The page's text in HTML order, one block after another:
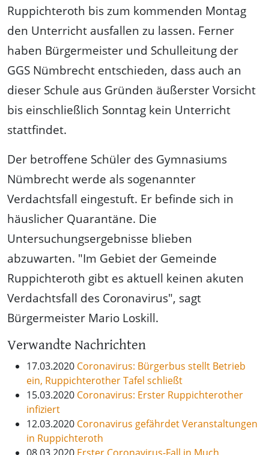
Ruppichteroth bis zum kommenden Montag
den Unterricht ausfallen zu lassen. Ferner
haben Bürgermeister und Schulleitung der
GGS Nümbrecht entschieden, dass auch an
dieser Schule aus Gründen äußerster Vorsicht
bis einschließlich Sonntag kein Unterricht
stattfindet.
Der betroffene Schüler des Gymnasiums
Nümbrecht werde als sogenannter
Verdachtsfall eingestuft. Er befinde sich in
häuslicher Quarantäne. Die
Untersuchungsergebnisse blieben
abzuwarten. "Im Gebiet der Gemeinde
Ruppichteroth gibt es aktuell keinen akuten
Verdachtsfall des Coronavirus", sagt
Bürgermeister Mario Loskill.
Verwandte Nachrichten
17.03.2020 Coronavirus: Bürgerbus stellt Betrieb
ein, Ruppichterother Tafel schließt
15.03.2020 Coronavirus: Erster Ruppichterother
infiziert
12.03.2020 Coronavirus gefährdet Veranstaltungen
in Ruppichteroth